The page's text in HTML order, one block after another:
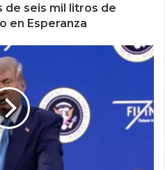
de seis mil litros de
en Esperanza